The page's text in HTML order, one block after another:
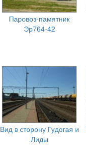
Паровоз-памятник
Эр764-42
Вид в сторону Гудогая и
Лиды